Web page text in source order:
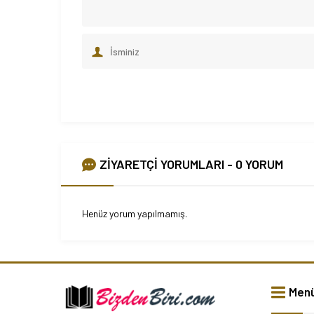
ZİYARETÇİ YORUMLARI - 0 YORUM
Henüz yorum yapılmamış.